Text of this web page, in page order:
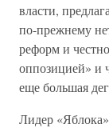
власти,
по-прежнему
реформ и
оппозицией» и
еще большая
Лидер